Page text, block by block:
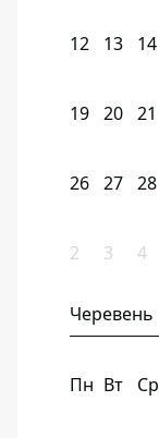
12 13 14
19 20 21
26 27 28
2 3 4
Черевень
Пн Вт Ср